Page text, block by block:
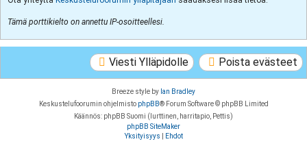
Tämä porttikielto on annettu IP-osoitteellesi.
Poista evästeet
Viesti Ylläpidolle
Breeze style by Ian Bradley
Keskustelufoorumin ohjelmisto phpBB® Forum Software © phpBB Limited
Käännös: phpBB Suomi (lurttinen, harritapio, Pettis)
phpBB SiteMaker
Yksityisyys
Ehdot